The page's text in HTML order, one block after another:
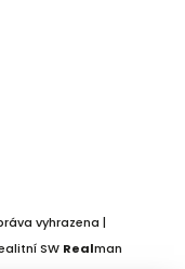
vyhrazena |
SW Realman